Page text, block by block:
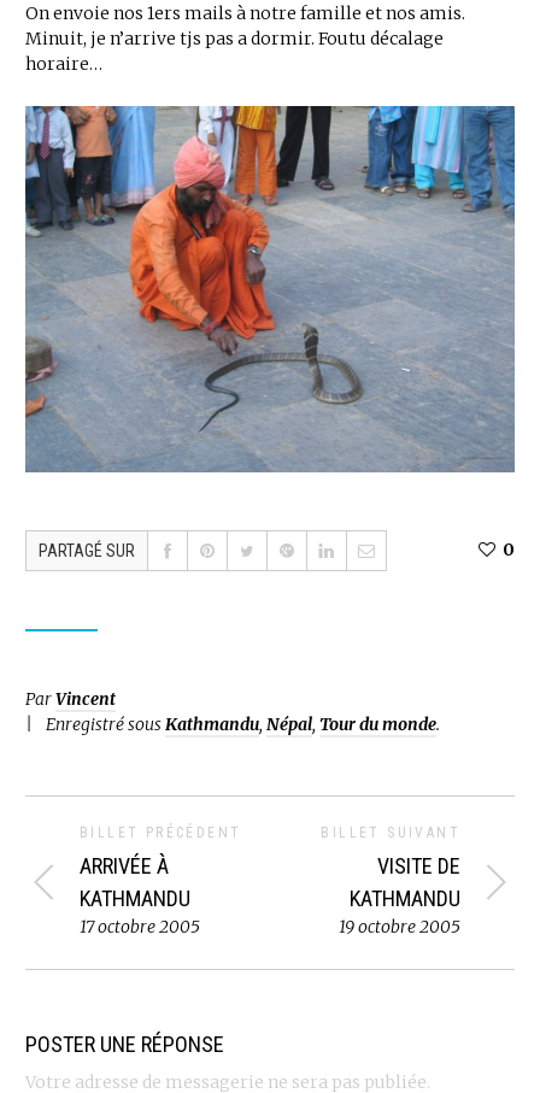
On envoie nos 1ers mails à notre famille et nos amis.
Minuit, je n’arrive tjs pas a dormir. Foutu décalage
horaire…
PARTAGÉ SUR 0
ParVincent
Enregistré sousKathmandu, Népal, Tour du monde.
BILLET PRÉCÉDENT
ARRIVÉE À
KATHMANDU
17 octobre 2005
BILLET SUIVANT
VISITE DE
KATHMANDU
19 octobre 2005
POSTER UNE RÉPONSE
Votre adresse de messagerie ne sera pas publiée.